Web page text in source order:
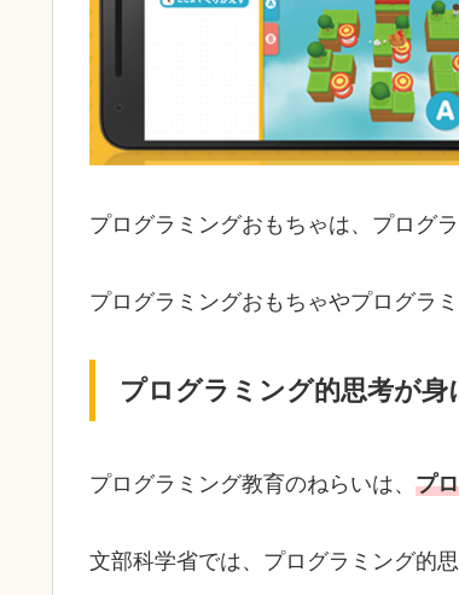
プログラミングおもちゃは、プログ
プログラミングおもちゃやプログラ
プログラミング的思考が身
プログラミング教育のねらいは、 プ
文部科学省では、プログラミング的